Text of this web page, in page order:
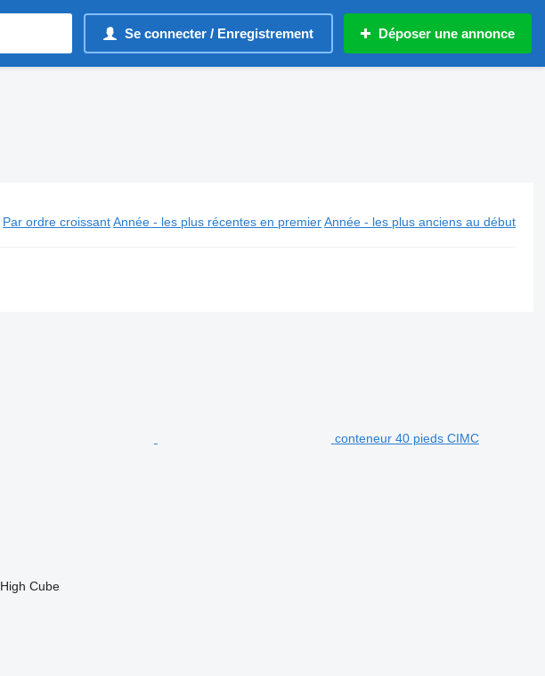
Se connecter / Enregistrement Déposer une annonce
Par ordre croissant Année - les plus récentes en premier Année - les plus anciens au début
conteneur 40 pieds CIMC
High Cube